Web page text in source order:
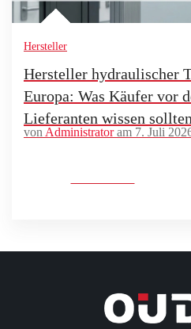
Hersteller
Hersteller hydraulischer
Europa: Was Käufer vor
Lieferanten wissen sollten
von Administratoram 7. Juli